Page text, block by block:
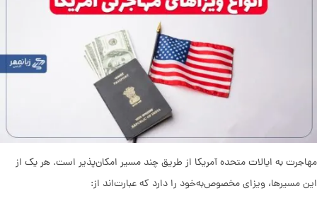
مهاجرت به ایالات متحده آمریکا از طریق چند مسیر امکان‌پذیر است. هر یک از
این مسیرها، ویزای مخصوص‌به‌خود را دارد که عبارت‌اند از: